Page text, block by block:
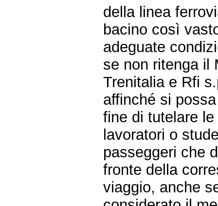
della linea
bacino così
adeguate
se non ritenga il
Trenitalia e Rfi
affinché si
fine di tutelare
lavoratori o
passeggeri che
fronte della
viaggio, anche